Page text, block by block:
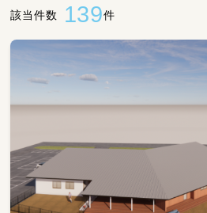
該当件数 139件